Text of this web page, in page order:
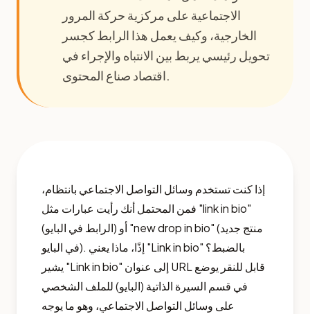
الاجتماعية على مركزية حركة المرور
الخارجية، وكيف يعمل هذا الرابط كجسر
تحويل رئيسي يربط بين الانتباه والإجراء في
إذا كنت تستخدم وسائل التواصل الاجتماعي بانتظام،
فمن المحتمل أنك رأيت عبارات مثل "link in bio"
(الرابط في البايو) أو "new drop in bio" (منتج جديد
في البايو). إذًا، ماذا يعني "Link in bio" بالضبط؟
يشير "Link in bio" إلى عنوان URL قابل للنقر يوضع
في قسم السيرة الذاتية (البايو) للملف الشخصي
على وسائل التواصل الاجتماعي، وهو ما يوجه